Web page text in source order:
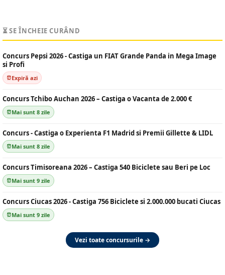
⏳ SE ÎNCHEIE CURÂND
Concurs Pepsi 2026 - Castiga un FIAT Grande Panda in Mega Image
si Profi
Expiră azi
Concurs Tchibo Auchan 2026 – Castiga o Vacanta de 2.000 €
Mai sunt 8 zile
Concurs - Castiga o Experienta F1 Madrid si Premii Gillette & LIDL
Mai sunt 8 zile
Concurs Timisoreana 2026 – Castiga 540 Biciclete sau Beri pe Loc
Mai sunt 9 zile
Concurs Ciucas 2026 - Castiga 756 Biciclete si 2.000.000 bucati Ciucas
Mai sunt 9 zile
Vezi toate concursurile →